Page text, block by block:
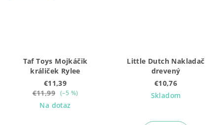
Taf Toys Mojkáčik
králiček Rylee
€11,39
€11,99 (–5 %)
Na dotaz
Little Dutch Nakladač
drevený
€10,76
Skladom